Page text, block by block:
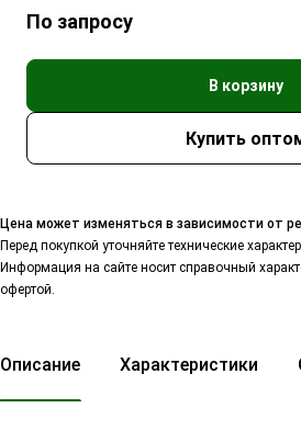
По запросу
В корзину
Цена может изменяться в зависимости от
Перед покупкой уточняйте технические
Информация на сайте носит справочный
офертой.
Описание Характеристики